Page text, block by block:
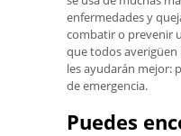
enfermedades y
combatir o prevenir
que todos
les ayudarán mejor:
de emergencia.
Puedes